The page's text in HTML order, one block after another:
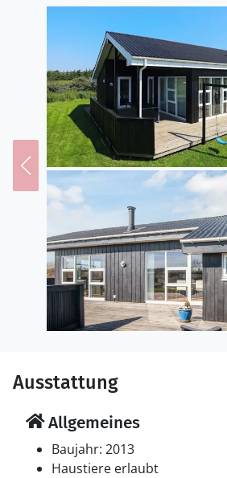
Ausstattung
Allgemeines
Baujahr: 2013
Haustiere erlaubt